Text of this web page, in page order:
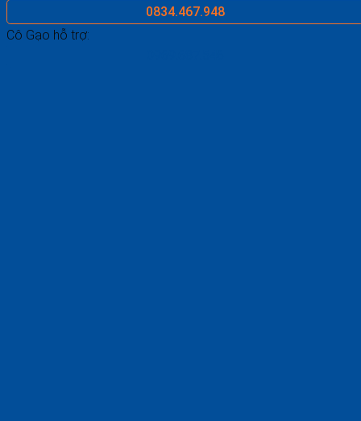
0834.467.948
Cô Gạo hỗ trợ: